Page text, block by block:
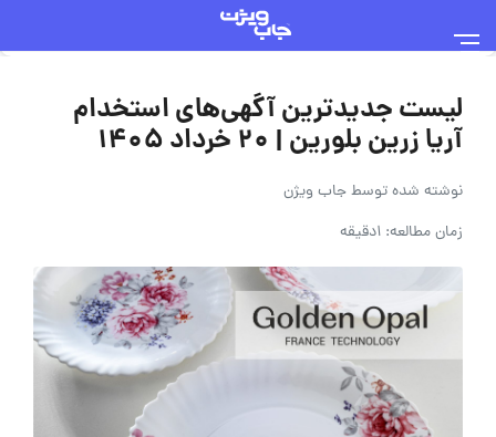
لیست جدیدترین آگهی‌های استخدام
آریا زرین بلورین | ۲۰ خرداد ۱۴۰۵
نوشته شده توسطجاب ویژن
زمان مطالعه: 1دقیقه